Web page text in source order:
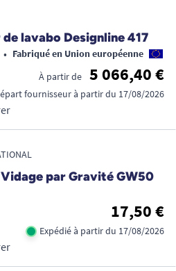
lavabo Designline 417
• Fabriqué en Union européenne
À partir de
5 066,40 €
fournisseur à partir du 17/08/2026
Vidage par Gravité GW50
17,50 €
Expédié à partir du 17/08/2026